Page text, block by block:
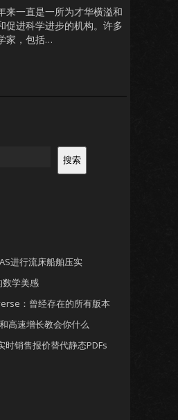
来一直是一所为才华横溢和
促进科学进步的机构。许多
家，包括…
搜索
进行流床船舶压实
数学美感
：曾经存在的所有版本
高速增长教会你什么
时销售报价替代静态PDFs